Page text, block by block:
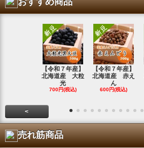
【令和７年産】
北海道産 大粒
光
700円(税込)
【令和７年産】
北海道産 赤え
ん
600円(税込)
<
売れ筋商品